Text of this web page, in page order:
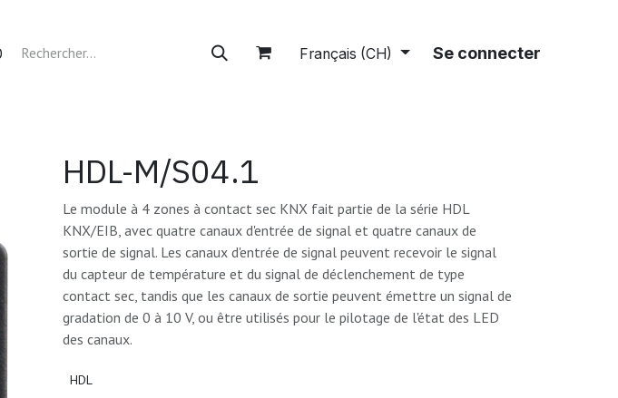
électriques Nos prestations A propos Boutique
Français (CH) Se connecter
HDL-M/S04.1
Le module à 4 zones à contact sec KNX fait partie de la série HDL
KNX/EIB, avec quatre canaux d'entrée de signal et quatre canaux de
sortie de signal. Les canaux d'entrée de signal peuvent recevoir le signal
du capteur de température et du signal de déclenchement de type
contact sec, tandis que les canaux de sortie peuvent émettre un signal de
gradation de 0 à 10 V, ou être utilisés pour le pilotage de l'état des LED
des canaux.
HDL